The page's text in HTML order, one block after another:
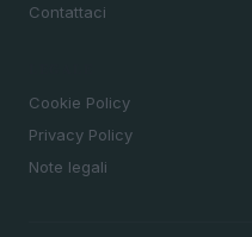
Contattaci
Cookie Policy
Privacy Policy
Note legali